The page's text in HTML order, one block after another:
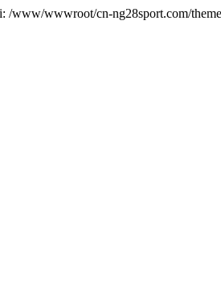
/www/wwwroot/cn-ng28sport.com/